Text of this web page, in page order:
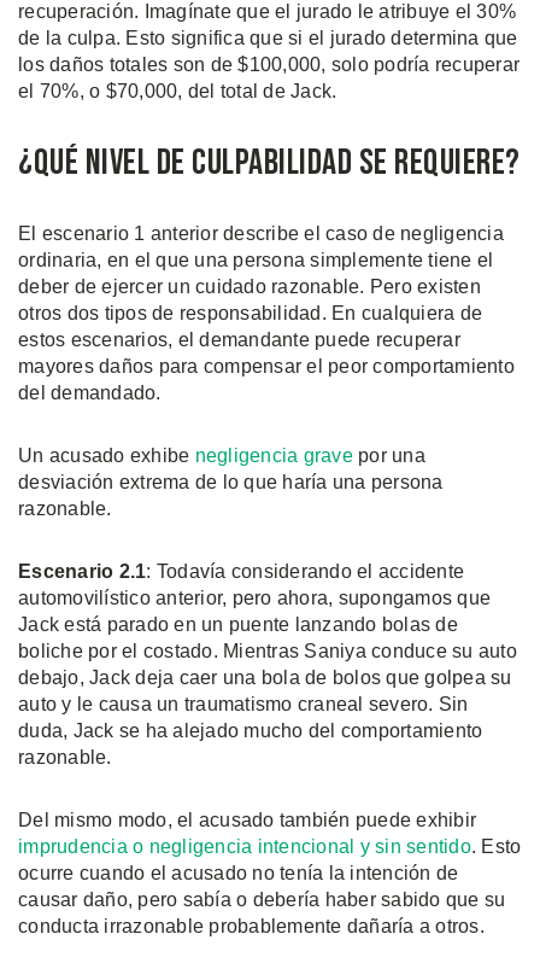
recuperación. Imagínate que el jurado le atribuye el 30%
de la culpa. Esto significa que si el jurado determina que
los daños totales son de $100,000, solo podría recuperar
el 70%, o $70,000, del total de Jack.
¿Qué Nivel de Culpabilidad se Requiere?
El escenario 1 anterior describe el caso de negligencia
ordinaria, en el que una persona simplemente tiene el
deber de ejercer un cuidado razonable. Pero existen
otros dos tipos de responsabilidad. En cualquiera de
estos escenarios, el demandante puede recuperar
mayores daños para compensar el peor comportamiento
del demandado.
Un acusado exhibe negligencia gravepor una
desviación extrema de lo que haría una persona
razonable.
Escenario 2.1: Todavía considerando el accidente
automovilístico anterior, pero ahora, supongamos que
Jack está parado en un puente lanzando bolas de
boliche por el costado. Mientras Saniya conduce su auto
debajo, Jack deja caer una bola de bolos que golpea su
auto y le causa un traumatismo craneal severo. Sin
duda, Jack se ha alejado mucho del comportamiento
razonable.
Del mismo modo, el acusado también puede exhibir
imprudencia o negligencia intencional y sin sentido. Esto
ocurre cuando el acusado no tenía la intención de
causar daño, pero sabía o debería haber sabido que su
conducta irrazonable probablemente dañaría a otros.